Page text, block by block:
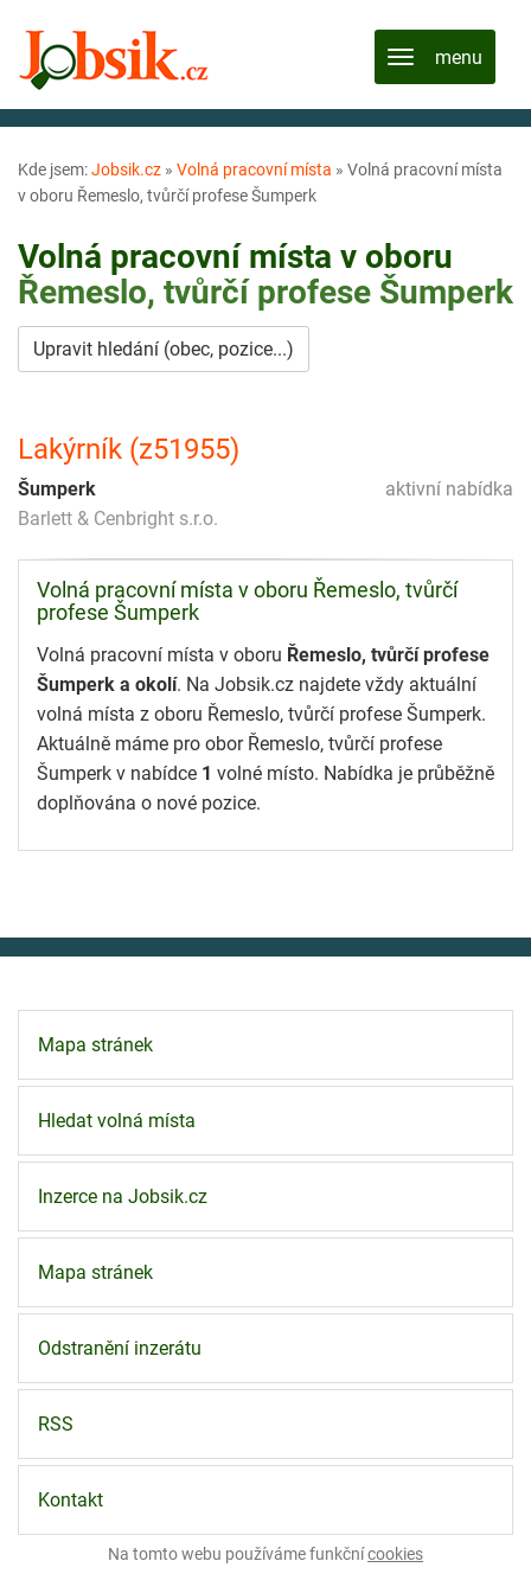
Kde jsem:Jobsik.cz » Volná pracovní místa » Volná pracovní místa
v oboru Řemeslo, tvůrčí profese Šumperk
Volná pracovní místa v oboru
Řemeslo, tvůrčí profese Šumperk
Upravit hledání (obec, pozice...)
Lakýrník (z51955)
aktivní nabídka
Šumperk
Barlett & Cenbright s.r.o.
Volná pracovní místa v oboru Řemeslo, tvůrčí
profese Šumperk
Volná pracovní místa v oboru Řemeslo, tvůrčí profese
Šumperk a okolí. Na Jobsik.cz najdete vždy aktuální
volná místa z oboru Řemeslo, tvůrčí profese Šumperk.
Aktuálně máme pro obor Řemeslo, tvůrčí profese
Šumperk v nabídce 1 volné místo. Nabídka je průběžně
doplňována o nové pozice.
Mapa stránek
Hledat volná místa
Inzerce na Jobsik.cz
Mapa stránek
Odstranění inzerátu
RSS
Kontakt
Na tomto webu používáme funkčnícookies